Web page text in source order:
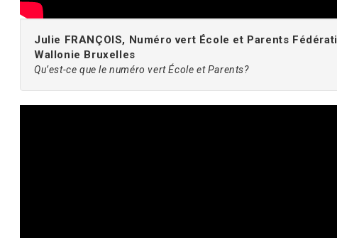
Julie FRANÇOIS, Numéro vert École et Parents
Wallonie Bruxelles
Qu’est-ce que le numéro vert École et Parents?